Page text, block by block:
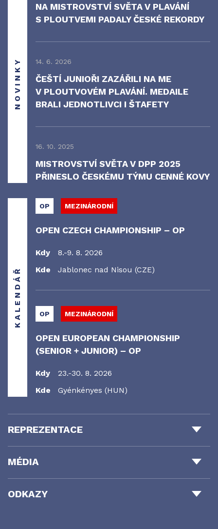
NOVINKY
NA MISTROVSTVÍ SVĚTA V PLAVÁNÍ
S PLOUTVEMI PADALY ČESKÉ REKORDY
14. 6. 2026
ČEŠTÍ JUNIOŘI ZAZÁŘILI NA ME
V PLOUTVOVÉM PLAVÁNÍ. MEDAILE
BRALI JEDNOTLIVCI I ŠTAFETY
16. 10. 2025
MISTROVSTVÍ SVĚTA V DPP 2025
PŘINESLO ČESKÉMU TÝMU CENNÉ KOVY
KALENDÁŘ
OP MEZINÁRODNÍ
OPEN CZECH CHAMPIONSHIP – OP
Kdy
8.-9. 8. 2026
Kde
Jablonec nad Nisou (CZE)
OP MEZINÁRODNÍ
OPEN EUROPEAN CHAMPIONSHIP
(SENIOR + JUNIOR) – OP
Kdy
23.-30. 8. 2026
Kde
Gyénkényes (HUN)
REPREZENTACE
MÉDIA
ODKAZY